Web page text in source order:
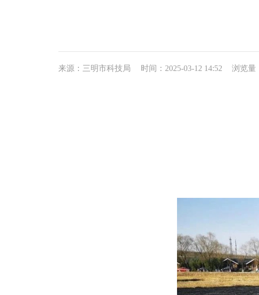
来源：三明市科技局 时间：2025-03-12 14:52 浏览量